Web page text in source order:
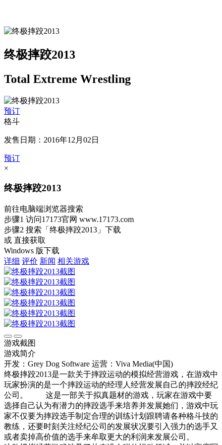
终极摔跤2013
Total Extreme Wrestling
预订
格斗
发售日期：2016年12月02日
预订
×
终极摔跤2013
前往电脑端浏览器搜索
步骤1 访问17173官网 www.17173.com
步骤2 搜索 「终极摔跤2013」 下载
或 直接获取
Windows 版下载
详细 评价 新闻 相关游戏
游戏截图
游戏简介
开发：Grey Dog Software 运营：Viva Media(中国)
终极摔跤2013是一款关于摔跤运动的模拟经营游戏，在游戏中
玩家扮演的是一个摔跤运动的经理人经营发展自己的摔跤经纪
公司。 这是一部关于拟真题材的游戏，玩家在游戏中要
选择自己认为有潜力的摔跤选手来培养并发展她们，游戏中玩
家不仅要为摔跤选手制定合理的训练计划跟聘请各种格斗技的
教练，还要时刻关注经纪公司的发展状况要引入强力的选手又
或者卖掉高价值的选手来牟取更大的利润来发展公司。